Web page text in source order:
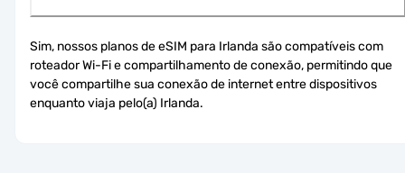
Sim, nossos planos de eSIM para Irlanda são compatíveis com
roteador Wi-Fi e compartilhamento de conexão, permitindo que
você compartilhe sua conexão de internet entre dispositivos
enquanto viaja pelo(a) Irlanda.